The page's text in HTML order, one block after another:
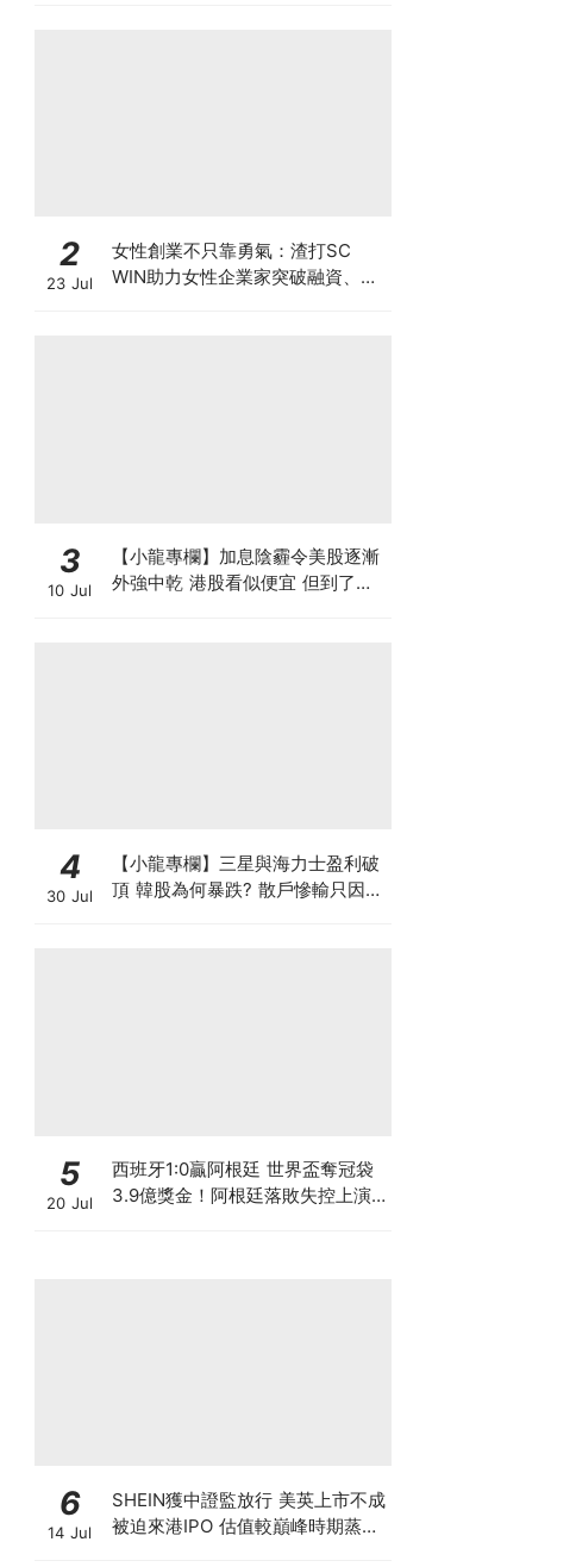
2
23 Jul
女性創業不只靠勇氣：渣打SC
WIN助力女性企業家突破融資、網
3
10 Jul
【小龍專欄】加息陰霾令美股逐漸
外強中乾 港股看似便宜 但到了撈
4
30 Jul
【小龍專欄】三星與海力士盈利破
頂 韓股為何暴跌? 散戶慘輸只因忽
5
20 Jul
西班牙1:0贏阿根廷 世界盃奪冠袋
3.9億獎金！阿根廷落敗失控上演
6
14 Jul
SHEIN獲中證監放行 美英上市不成
被迫來港IPO 估值較巔峰時期蒸發